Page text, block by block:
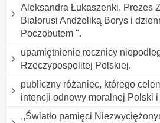
Aleksandra Łukaszenki, Prezes
Białorusi Andżeliką Borys i
Poczobutem ".
upamiętnienie rocznicy
Rzeczypospolitej Polskiej.
publiczny różaniec, którego
intencji odnowy moralnej Polski
,,Światło pamięci